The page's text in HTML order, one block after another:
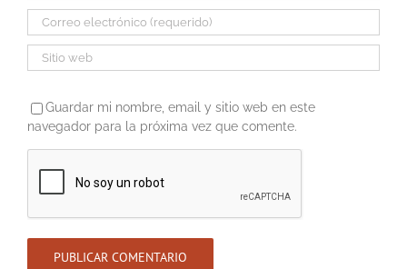
Guardar mi nombre, email y sitio web en este
navegador para la próxima vez que comente.